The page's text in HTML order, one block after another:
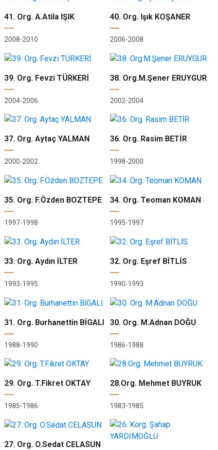
41. Org. A.Atila IŞIK
2008-2010
40. Org. Işık KOŞANER
2006-2008
39. Org. Fevzi TÜRKERİ
2004-2006
38. Org.M.Şener ERUYGUR
2002-2004
37. Org. Aytaç YALMAN
2000-2002
36. Org. Rasim BETİR
1998-2000
35. Org. F.Özden BOZTEPE
1997-1998
34. Org. Teoman KOMAN
1995-1997
33. Org. Aydın İLTER
1993-1995
32. Org. Eşref BİTLİS
1990-1993
31. Org. Burhanettin BİGALI
1988-1990
30. Org. M.Adnan DOĞU
1986-1988
29. Org. T.Fikret OKTAY
1985-1986
28.Org. Mehmet BUYRUK
1983-1985
27. Org. O.Sedat CELASUN